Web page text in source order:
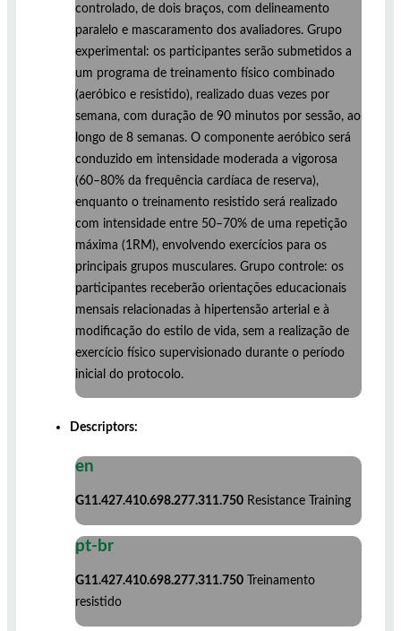
controlado, de dois braços, com delineamento
paralelo e mascaramento dos avaliadores. Grupo
experimental: os participantes serão submetidos a
um programa de treinamento físico combinado
(aeróbico e resistido), realizado duas vezes por
semana, com duração de 90 minutos por sessão, ao
longo de 8 semanas. O componente aeróbico será
conduzido em intensidade moderada a vigorosa
(60–80% da frequência cardíaca de reserva),
enquanto o treinamento resistido será realizado
com intensidade entre 50–70% de uma repetição
máxima (1RM), envolvendo exercícios para os
principais grupos musculares. Grupo controle: os
participantes receberão orientações educacionais
mensais relacionadas à hipertensão arterial e à
modificação do estilo de vida, sem a realização de
exercício físico supervisionado durante o período
inicial do protocolo.
Descriptors:
en
G11.427.410.698.277.311.750 Resistance Training
pt-br
G11.427.410.698.277.311.750
Treinamento
resistido